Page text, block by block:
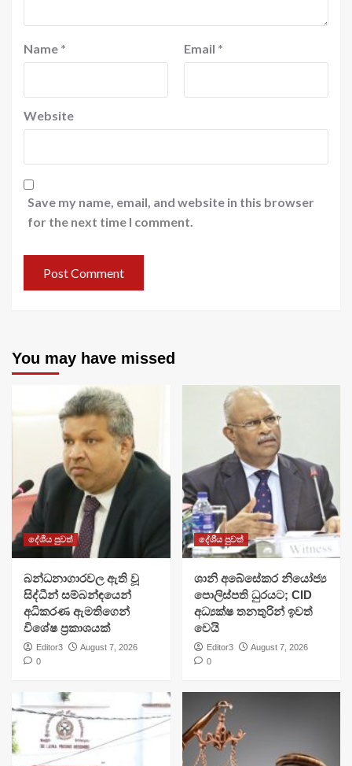
Name * Email *
Website
Save my name, email, and website in this browser
for the next time I comment.
You may have missed
දේශීය පුවත්
බන්ධනාගාරවල ඇති වූ
සිද්ධීන් සම්බන්ඳයෙන්
අධිකරණ ඇමතිගෙන්
විශේෂ ප්‍රකාශයක්
Editor3
August 7, 2026
0
දේශීය පුවත්
ශානි අබේසේකර නියෝජ්‍ය
පොලිස්පති ධුරයට; CID
අධ්‍යක්ෂ තනතුරින් ඉවත්
වෙයි
Editor3
August 7, 2026
0